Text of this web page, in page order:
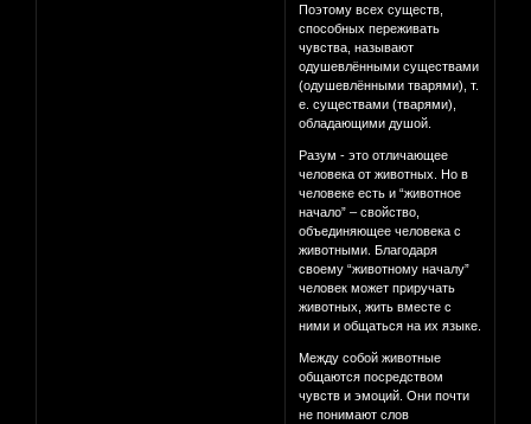
Поэтому всех существ,
способных переживать
чувства, называют
одушевлёнными существами
(одушевлёнными тварями), т.
е. существами (тварями),
обладающими душой.
Разум - это отличающее
человека от животных. Но в
человеке есть и “животное
начало” – свойство,
объединяющее человека с
животными. Благодаря
своему “животному началу”
человек может приручать
животных, жить вместе с
ними и общаться на их языке.
Между собой животные
общаются посредством
чувств и эмоций. Они почти
не понимают слов